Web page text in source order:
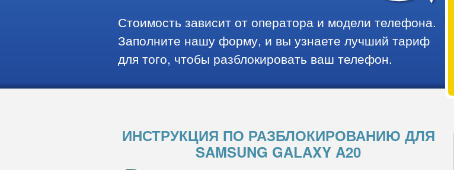
Стоимость зависит от оператора и модели телефона.
Заполните нашу форму, и вы узнаете лучший тариф
для того, чтобы разблокировать ваш телефон.
ИНСТРУКЦИЯ ПО РАЗБЛОКИРОВАНИЮ ДЛЯ
SAMSUNG GALAXY A20